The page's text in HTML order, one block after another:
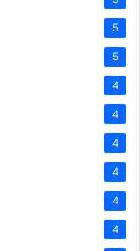
5
5
4
4
4
4
4
4